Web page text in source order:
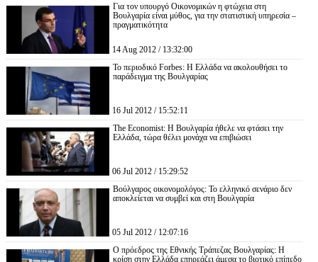
Για τον υπουργό Οικονομικών η φτώχεια στη
Βουλγαρία είναι μύθος, για την στατιστική υπηρεσία –
πραγματικότητα
14 Aug 2012 / 13:32:00
Το περιοδικό Forbes: Η Ελλάδα να ακολουθήσει το
παράδειγμα της Βουλγαρίας
16 Jul 2012 / 15:52:11
The Economist: Η Βουλγαρία ήθελε να φτάσει την
Ελλάδα, τώρα θέλει μονάχα να επιβιώσει
06 Jul 2012 / 15:29:52
Βούλγαρος οικονομολόγος: Το ελληνικό σενάριο δεν
αποκλείεται να συμβεί και στη Βουλγαρία
05 Jul 2012 / 12:07:16
Ο πρόεδρος της Εθνικής Τράπεζας Βουλγαρίας: Η
κρίση στην Ελλάδα επηρεάζει άμεσα το βιοτικό επίπεδο